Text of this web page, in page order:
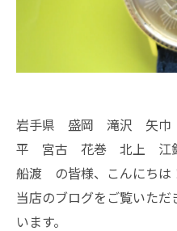
岩手県 盛岡 滝沢 矢
平 宮古 花巻 北上 江
船渡 の皆様、こんにちは
当店のブログをご覧いた
います。